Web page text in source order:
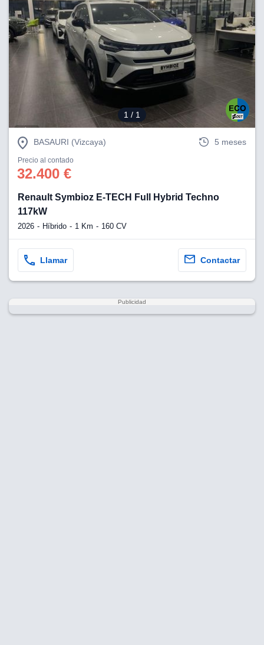
1 / 1
BASAURI (Vizcaya) 5 meses
Precio al contado
32.400 €
Renault Symbioz E-TECH Full Hybrid Techno
117kW
2026 Híbrido 1 Km 160 CV
Llamar Contactar